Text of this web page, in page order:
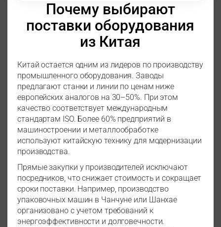
Почему выбирают
поставки оборудования
из Китая
Китай остается одним из лидеров по производству
промышленного оборудования. Заводы
предлагают станки и линии по ценам ниже
европейских аналогов на 30–50%. При этом
качество соответствует международным
стандартам ISO. Более 60% предприятий в
машиностроении и металлообработке
используют китайскую технику для модернизации
производства.
Прямые закупки у производителей исключают
посредников, что снижает стоимость и сокращает
сроки поставки. Например, производство
упаковочных машин в Чанчуне или Шанхае
организовано с учетом требований к
энергоэффективности и долговечности.